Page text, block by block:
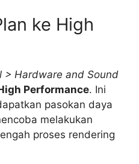
ke High
> Hardware and Sound
Performance. Ini
pasokan daya
melakukan
proses rendering